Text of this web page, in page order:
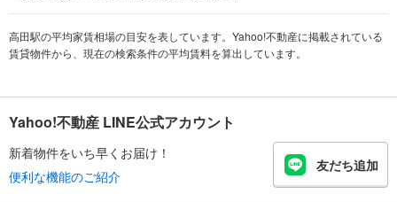
高田駅の平均家賃相場の目安を表しています。Yahoo!不動産に掲載されている
賃貸物件から、現在の検索条件の平均賃料を算出しています。
Yahoo!不動産 LINE公式アカウント
新着物件をいち早くお届け！
便利な機能のご紹介
友だち追加